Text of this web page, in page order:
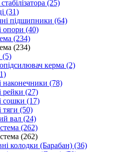
(25)
(31)
підшипники (64)
опори (40)
(234)
(234)
(5)
керма (2)
наконечники (78)
рейки (27)
сошки (17)
тяги (50)
вал (24)
(262)
(262)
колодки (Барабан) (36)